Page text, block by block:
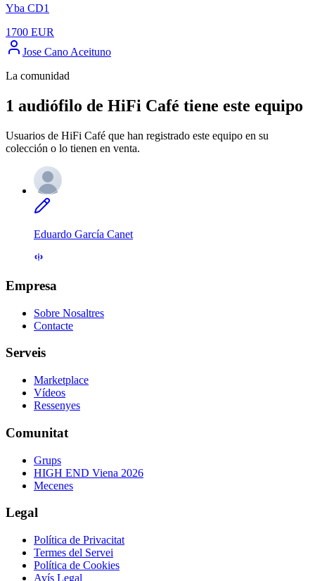
Yba CD1
1700 EUR
Jose Cano Aceituno
La comunidad
1 audiófilo de HiFi Café tiene este equipo
Usuarios de HiFi Café que han registrado este equipo en su
colección o lo tienen en venta.
Eduardo García Canet
Empresa
Sobre Nosaltres
Contacte
Serveis
Marketplace
Vídeos
Ressenyes
Comunitat
Grups
HIGH END Viena 2026
Mecenes
Legal
Política de Privacitat
Termes del Servei
Política de Cookies
Avís Legal